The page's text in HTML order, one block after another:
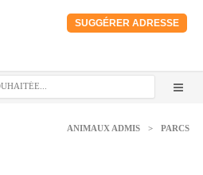
SUGGÉRER ADRESSE
ANIMAUX ADMIS > PARCS